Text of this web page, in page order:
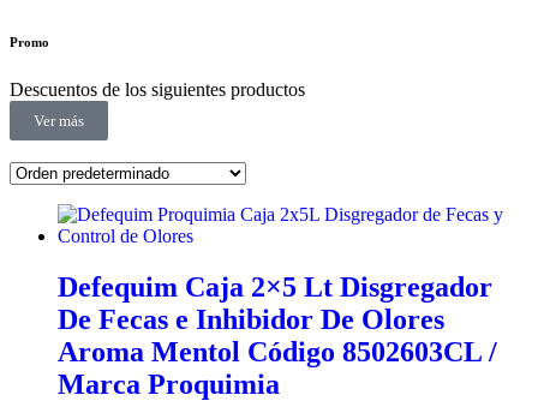
Promo
Descuentos de los siguientes productos
Ver más
Defequim Caja 2×5 Lt Disgregador
De Fecas e Inhibidor De Olores
Aroma Mentol Código 8502603CL /
Marca Proquimia